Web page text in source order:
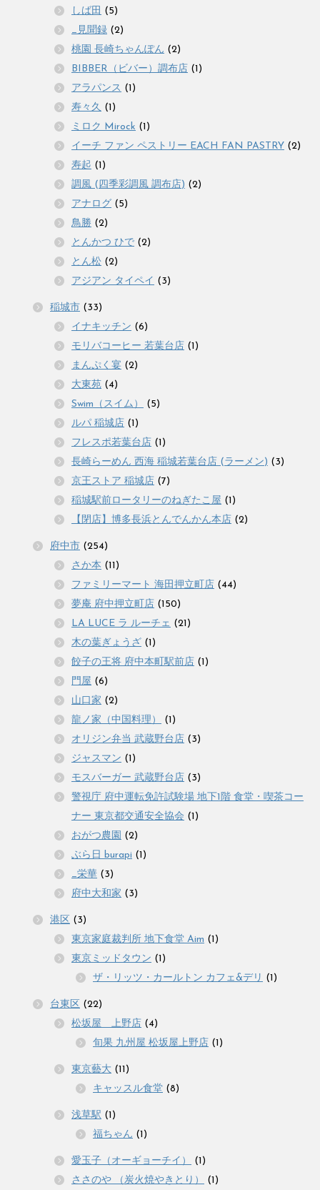
しば田 (5)
_見聞録 (2)
桃園 長崎ちゃんぽん (2)
BIBBER（ビバー）調布店 (1)
アラパンス (1)
寿々久 (1)
ミロク Mirock (1)
イーチ ファン ペストリー EACH FAN PASTRY (2)
寿起 (1)
調風 (四季彩調風 調布店) (2)
アナログ (5)
鳥勝 (2)
とんかつ ひで (2)
とん松 (2)
アジアン タイペイ (3)
稲城市 (33)
イナキッチン (6)
モリバコーヒー 若葉台店 (1)
まんぷく宴 (2)
大東苑 (4)
Swim（スイム）
(5)
ルパ 稲城店 (1)
フレスポ若葉台店 (1)
長崎らーめん 西海 稲城若葉台店 (ラーメン) (3)
京王ストア 稲城店 (7)
稲城駅前ロータリーのねぎたこ屋 (1)
【閉店】博多長浜とんでんかん本店 (2)
府中市 (254)
さか本 (11)
ファミリーマート 海田押立町店 (44)
夢庵 府中押立町店 (150)
LA LUCE ラ ルーチェ (21)
木の葉ぎょうざ (1)
餃子の王将 府中本町駅前店 (1)
門屋 (6)
山口家 (2)
龍ノ家（中国料理）
(1)
オリジン弁当 武蔵野台店 (3)
ジャスマン (1)
モスバーガー 武蔵野台店 (3)
警視庁 府中運転免許試験場 地下1階 食堂・喫茶コー
ナー 東京都交通安全協会 (1)
おがつ農園 (2)
ぶら日 burapi (1)
_栄華 (3)
府中大和家 (3)
港区 (3)
東京家庭裁判所 地下食堂 Aim (1)
東京ミッドタウン (1)
ザ・リッツ・カールトン カフェ&デリ (1)
台東区 (22)
松坂屋 上野店 (4)
旬果 九州屋 松坂屋上野店 (1)
東京藝大 (11)
キャッスル食堂 (8)
浅草駅 (1)
福ちゃん (1)
愛玉子（オーギョーチイ）
(1)
ささのや （炭火焼やきとり）
(1)